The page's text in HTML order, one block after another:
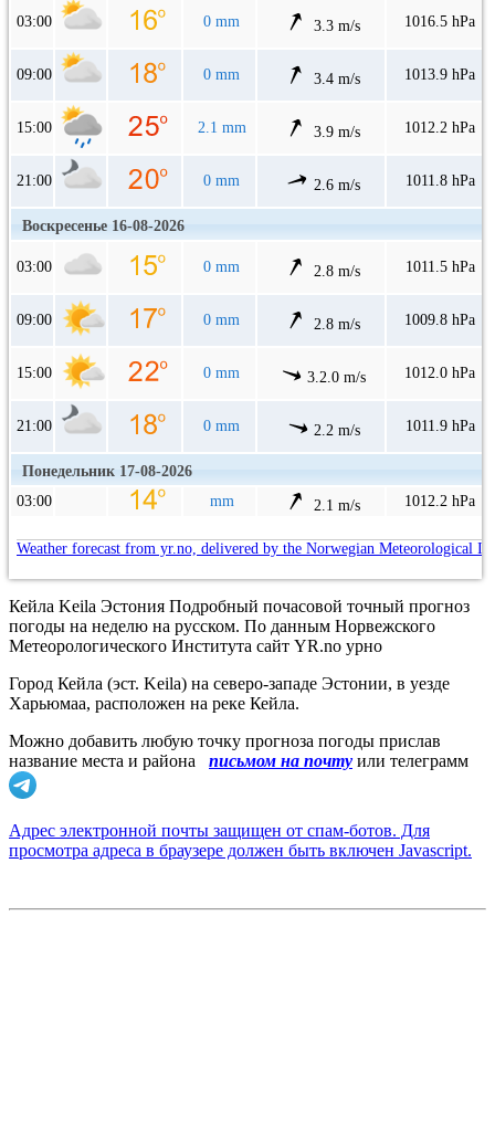
03:00 0 mm 3.3 m/s 1016.5 hPa
09:00 0 mm 3.4 m/s 1013.9 hPa
15:00 2.1 mm 3.9 m/s 1012.2 hPa
21:00 0 mm 2.6 m/s 1011.8 hPa
Воскресенье 16-08-2026
03:00 0 mm 2.8 m/s 1011.5 hPa
09:00 0 mm 2.8 m/s 1009.8 hPa
15:00 0 mm 3.2.0 m/s 1012.0 hPa
21:00 0 mm 2.2 m/s 1011.9 hPa
Понедельник 17-08-2026
03:00
mm 2.1 m/s 1012.2 hPa
Weather forecast from yr.no, delivered by the Norwegian Meteorological
Кейла Keila Эстония Подробный почасовой точный прогноз
погоды на неделю на русском. По данным Норвежского
Метеорологического Института сайт YR.no урно
Город Кейла (эст. Keila) на северо-западе Эстонии, в уезде
Харьюмаа, расположен на реке Кейла.
Можно добавить любую точку прогноза погоды прислав
название места и района
письмом на почту или телеграмм
Адрес электронной почты защищен от спам-ботов. Для
просмотра адреса в браузере должен быть включен Javascript.